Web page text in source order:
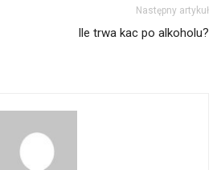
Następny artykuł
Ile trwa kac po alkoholu?